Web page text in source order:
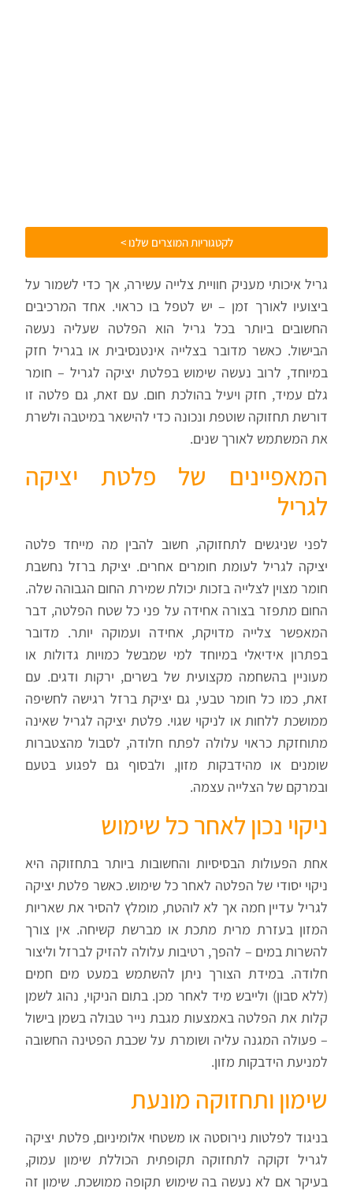
לקטגוריות המוצרים שלנו >
גריל איכותי מעניק חוויית צלייה עשירה, אך כדי לשמור על
ביצועיו לאורך זמן – יש לטפל בו כראוי. אחד המרכיבים
החשובים ביותר בכל גריל הוא הפלטה שעליה נעשה
הבישול. כאשר מדובר בצלייה אינטנסיבית או בגריל חזק
במיוחד, לרוב נעשה שימוש בפלטת יציקה לגריל – חומר
גלם עמיד, חזק ויעיל בהולכת חום. עם זאת, גם פלטה זו
דורשת תחזוקה שוטפת ונכונה כדי להישאר במיטבה ולשרת
את המשתמש לאורך שנים.
המאפיינים של פלטת יציקה
לגריל
לפני שניגשים לתחזוקה, חשוב להבין מה מייחד פלטה
יציקה לגריל לעומת חומרים אחרים. יציקת ברזל נחשבת
חומר מצוין לצלייה בזכות יכולת שמירת החום הגבוהה שלה.
החום מתפזר בצורה אחידה על פני כל שטח הפלטה, דבר
המאפשר צלייה מדויקת, אחידה ועמוקה יותר. מדובר
בפתרון אידיאלי במיוחד למי שמבשל כמויות גדולות או
מעוניין בהשחמה מקצועית של בשרים, ירקות ודגים. עם
זאת, כמו כל חומר טבעי, גם יציקת ברזל רגישה לחשיפה
ממושכת ללחות או לניקוי שגוי. פלטת יציקה לגריל שאינה
מתוחזקת כראוי עלולה לפתח חלודה, לסבול מהצטברות
שומנים או מהידבקות מזון, ולבסוף גם לפגוע בטעם
ובמרקם של הצלייה עצמה.
ניקוי נכון לאחר כל שימוש
אחת הפעולות הבסיסיות והחשובות ביותר בתחזוקה היא
ניקוי יסודי של הפלטה לאחר כל שימוש. כאשר פלטת יציקה
לגריל עדיין חמה אך לא לוהטת, מומלץ להסיר את שאריות
המזון בעזרת מרית מתכת או מברשת קשיחה. אין צורך
להשרות במים – להפך, רטיבות עלולה להזיק לברזל וליצור
חלודה. במידת הצורך ניתן להשתמש במעט מים חמים
(ללא סבון) ולייבש מיד לאחר מכן. בתום הניקוי, נהוג לשמן
קלות את הפלטה באמצעות מגבת נייר טבולה בשמן בישול
– פעולה המגנה עליה ושומרת על שכבת הפטינה החשובה
למניעת הידבקות מזון.
שימון ותחזוקה מונעת
בניגוד לפלטות נירוסטה או משטחי אלומיניום, פלטת יציקה
לגריל זקוקה לתחזוקה תקופתית הכוללת שימון עמוק,
בעיקר אם לא נעשה בה שימוש תקופה ממושכת. שימון זה